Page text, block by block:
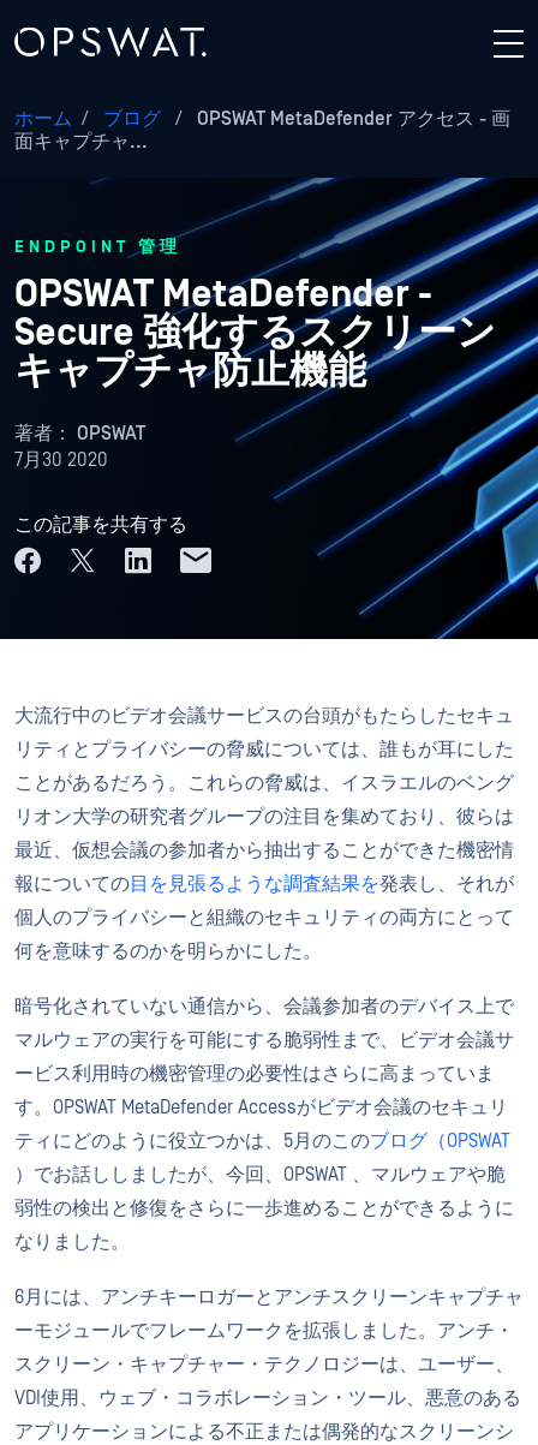
ホーム / ブログ /
OPSWAT MetaDefender アクセス - 画
面キャプチャ...
ENDPOINT 管理
OPSWAT MetaDefender -
Secure 強化するスクリーン
キャプチャ防止機能
著者： OPSWAT
7月30 2020
この記事を共有する
大流行中のビデオ会議サービスの台頭がもたらしたセキュ
リティとプライバシーの脅威については、誰もが耳にした
ことがあるだろう。これらの脅威は、イスラエルのベング
リオン大学の研究者グループの注目を集めており、彼らは
最近、仮想会議の参加者から抽出することができた機密情
報についての目を見張るような調査結果を発表し、それが
個人のプライバシーと組織のセキュリティの両方にとって
何を意味するのかを明らかにした。
暗号化されていない通信から、会議参加者のデバイス上で
マルウェアの実行を可能にする脆弱性まで、ビデオ会議サ
ービス利用時の機密管理の必要性はさらに高まっていま
す。OPSWAT MetaDefender Accessがビデオ会議のセキュリ
ティにどのように役立つかは、5月のこのブログ（OPSWAT
）でお話ししましたが、今回、OPSWAT 、マルウェアや脆
弱性の検出と修復をさらに一歩進めることができるように
なりました。
6月には、アンチキーロガーとアンチスクリーンキャプチャ
ーモジュールでフレームワークを拡張しました。アンチ・
スクリーン・キャプチャー・テクノロジーは、ユーザー、
VDI使用、ウェブ・コラボレーション・ツール、悪意のある
アプリケーションによる不正または偶発的なスクリーンシ